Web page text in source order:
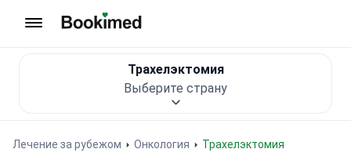
Лечение за рубежом Онкология Трахелэктомия
Трахелэктомия
Выберите страну